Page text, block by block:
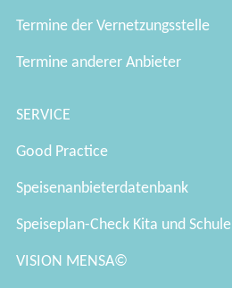
Termine der Vernetzungsstelle
Termine anderer Anbieter
SERVICE
Good Practice
Speisenanbieterdatenbank
Speiseplan-Check Kita und Schule
VISION MENSA©